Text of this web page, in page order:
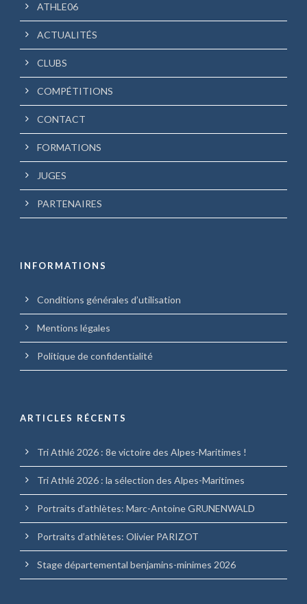
ATHLE06
ACTUALITÉS
CLUBS
COMPÉTITIONS
CONTACT
FORMATIONS
JUGES
PARTENAIRES
INFORMATIONS
Conditions générales d’utilisation
Mentions légales
Politique de confidentialité
ARTICLES RÉCENTS
Tri Athlé 2026 : 8e victoire des Alpes-Maritimes !
Tri Athlé 2026 : la sélection des Alpes-Maritimes
Portraits d’athlètes: Marc-Antoine GRUNENWALD
Portraits d’athlètes: Olivier PARIZOT
Stage départemental benjamins-minimes 2026